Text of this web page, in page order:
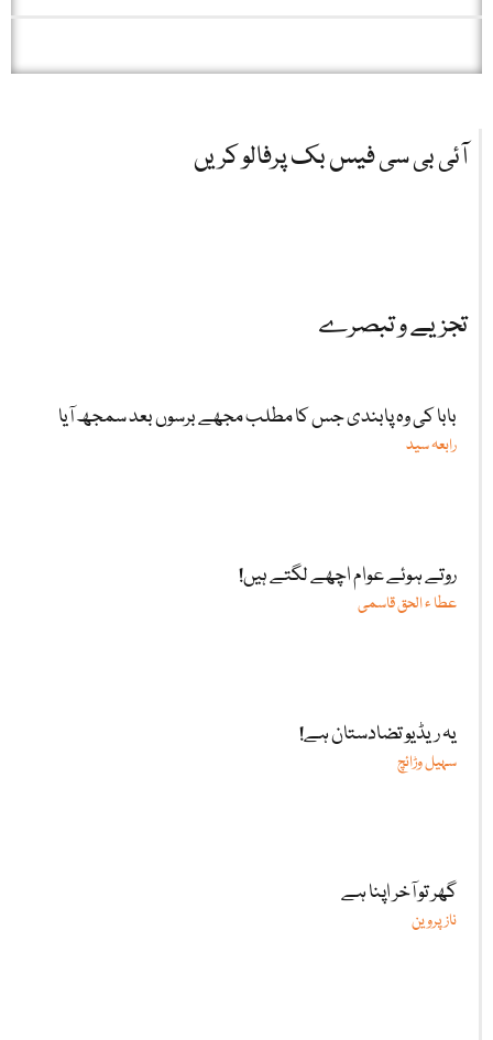
آئی بی سی فیس بک پرفالو کریں
تجزیے و تبصرے
بابا کی وہ پابندی جس کا مطلب مجھے برسوں بعد سمجھ آیا
رابعہ سید
روتے ہوئے عوام اچھے لگتے ہیں!
عطا ء الحق قاسمی
یہ ریڈیو تضادستان ہے!
سہیل وڑائچ
گھر تو آخر اپنا ہے
ناز پروین